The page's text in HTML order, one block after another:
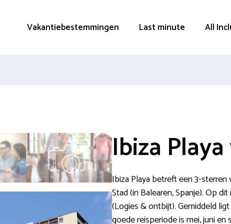
Vakantiebestemmingen Last minute All
Ibiza
Ibiza Playa betreft een 3-
Stad (in Balearen, Spanje). Op
(Logies & ontbijt). Gemiddeld
goede reisperiode is mei, juni